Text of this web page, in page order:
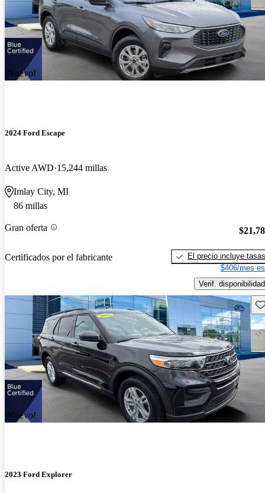
¡Nuevo!
2024 Ford Escape
Active AWD 15,244 millas
Imlay City, MI
86 millas
Gran oferta
Certificados por el fabricante
El precio incluye tasas
$406/mes
Verif. disponibilidad
¡Nuevo!
2023 Ford Explorer